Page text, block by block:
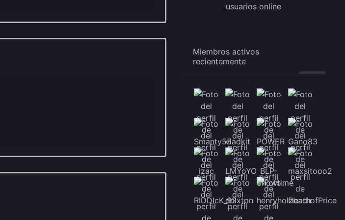
usuarios online
Miembros activos
recientemente